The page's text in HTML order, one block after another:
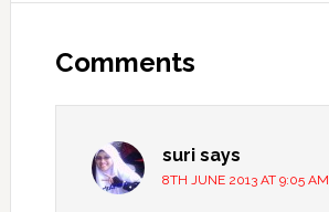
Interactions
Comments
suri says
8TH JUNE 2013 AT 9:05 AM